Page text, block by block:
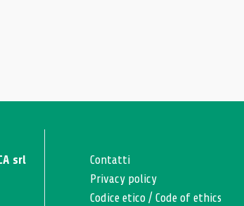
srl
Contatti
Privacy policy
Codice etico /Code of ethics